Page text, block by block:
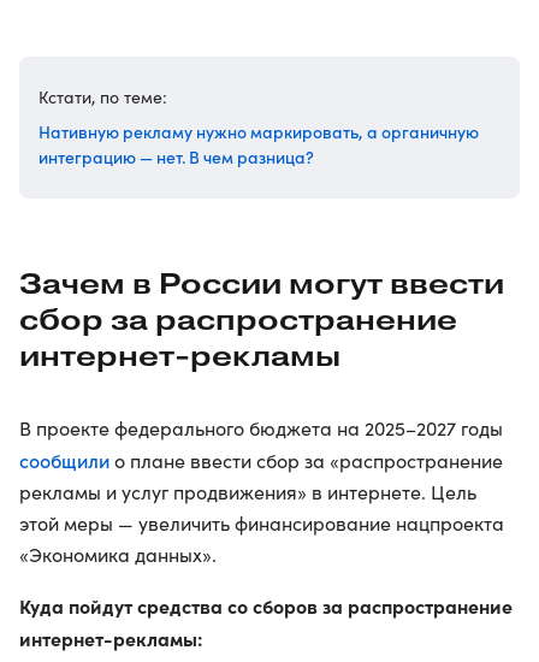
Кстати, по теме:
Нативную рекламу нужно маркировать, а органичную
интеграцию — нет. В чем разница?
Зачем в России могут ввести
сбор за распространение
интернет-рекламы
В проекте федерального бюджета на 2025–2027 годы
сообщилио плане ввести сбор за «распространение
рекламы и услуг продвижения» в интернете. Цель
этой меры — увеличить финансирование нацпроекта
«Экономика данных».
Куда пойдут средства со сборов за распространение
интернет-рекламы: